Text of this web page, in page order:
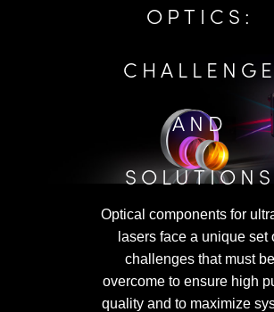
다. 따라서 CPA 레이저에는 극초단 고
OPTICS:
AND
SOLUTIONS
Optical components for
lasers face a unique set
challenges that must be
overcome to ensure high
quality and to maximize